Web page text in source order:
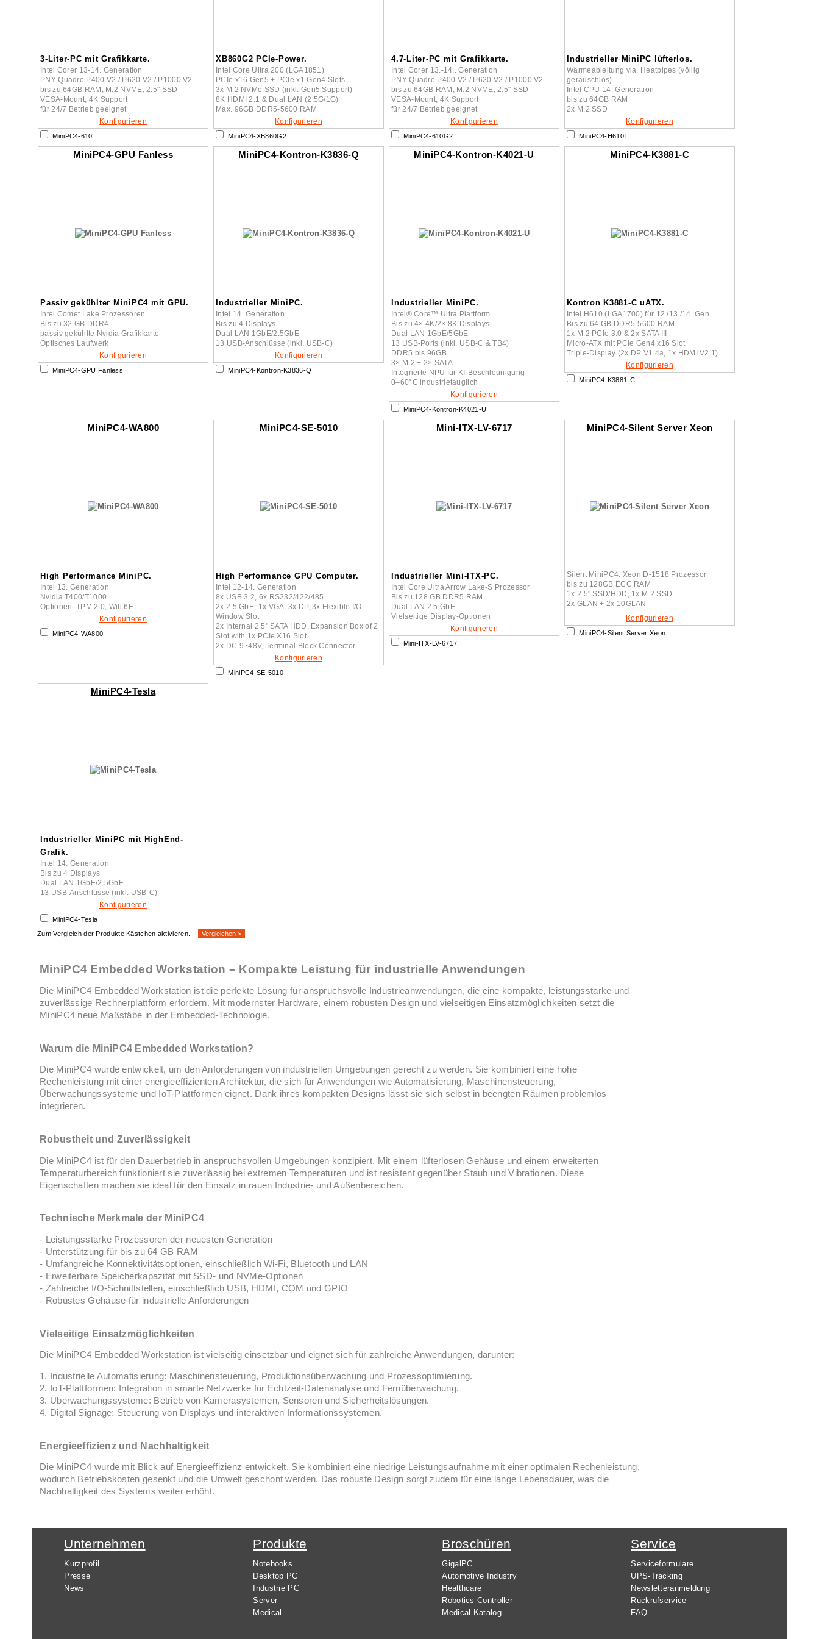
3-Liter-PC mit Grafikkarte.
Intel Corer 13-14. Generation
PNY Quadro P400 V2 / P620 V2 / P1000 V2
bis zu 64GB RAM, M.2 NVME, 2.5" SSD
VESA-Mount, 4K Support
für 24/7 Betrieb geeignet
Konfigurieren
MiniPC4-610
XB860G2 PCIe-Power.
Intel Core Ultra 200 (LGA1851)
PCIe x16 Gen5 + PCIe x1 Gen4 Slots
3x M.2 NVMe SSD (inkl. Gen5 Support)
8K HDMI 2.1 & Dual LAN (2.5G/1G)
Max. 96GB DDR5-5600 RAM
Konfigurieren
MiniPC4-XB860G2
4.7-Liter-PC mit Grafikkarte.
Intel Corer 13.-14.. Generation
PNY Quadro P400 V2 / P620 V2 / P1000 V2
bis zu 64GB RAM, M.2 NVME, 2.5" SSD
VESA-Mount, 4K Support
für 24/7 Betrieb geeignet
Konfigurieren
MiniPC4-610G2
Industrieller MiniPC lüfterlos.
Wärmeableitung via. Heatpipes (völlig
geräuschlos)
Intel CPU 14. Generation
bis zu 64GB RAM
2x M.2 SSD
Konfigurieren
MiniPC4-H610T
MiniPC4-GPU Fanless
Passiv gekühlter MiniPC4 mit GPU.
Intel Comet Lake Prozessoren
Bis zu 32 GB DDR4
passiv gekühlte Nvidia Grafikkarte
Optisches Laufwerk
Konfigurieren
MiniPC4-GPU Fanless
MiniPC4-Kontron-K3836-Q
Industrieller MiniPC.
Intel 14. Generation
Bis zu 4 Displays
Dual LAN 1GbE/2.5GbE
13 USB-Anschlüsse (inkl. USB-C)
Konfigurieren
MiniPC4-Kontron-K3836-Q
MiniPC4-Kontron-K4021-U
Industrieller MiniPC.
Intel® Core™ Ultra Plattform
Bis zu 4× 4K/2× 8K Displays
Dual LAN 1GbE/5GbE
13 USB-Ports (inkl. USB-C & TB4)
DDR5 bis 96GB
3× M.2 + 2× SATA
Integrierte NPU für KI-Beschleunigung
0–60°C industrietauglich
Konfigurieren
MiniPC4-Kontron-K4021-U
MiniPC4-K3881-C
Kontron K3881-C uATX.
Intel H610 (LGA1700) für 12./13./14. Gen
Bis zu 64 GB DDR5-5600 RAM
1x M.2 PCIe 3.0 & 2x SATA III
Micro-ATX mit PCIe Gen4 x16 Slot
Triple-Display (2x DP V1.4a, 1x HDMI V2.1)
Konfigurieren
MiniPC4-K3881-C
MiniPC4-WA800
High Performance MiniPC.
Intel 13. Generation
Nvidia T400/T1000
Optionen: TPM 2.0, Wifi 6E
Konfigurieren
MiniPC4-WA800
MiniPC4-SE-5010
High Performance GPU Computer.
Intel 12-14. Generation
8x USB 3.2, 6x RS232/422/485
2x 2.5 GbE, 1x VGA, 3x DP, 3x Flexible I/O
Window Slot
2x Internal 2.5" SATA HDD, Expansion Box of 2
Slot with 1x PCIe X16 Slot
2x DC 9~48V, Terminal Block Connector
Konfigurieren
MiniPC4-SE-5010
Mini-ITX-LV-6717
Industrieller Mini-ITX-PC.
Intel Core Ultra Arrow Lake-S Prozessor
Bis zu 128 GB DDR5 RAM
Dual LAN 2.5 GbE
Vielseitige Display-Optionen
Konfigurieren
Mini-ITX-LV-6717
MiniPC4-Silent Server Xeon
Silent MiniPC4. Xeon D-1518 Prozessor
bis zu 128GB ECC RAM
1x 2.5" SSD/HDD, 1x M.2 SSD
2x GLAN + 2x 10GLAN
Konfigurieren
MiniPC4-Silent Server Xeon
MiniPC4-Tesla
Industrieller MiniPC mit HighEnd-
Grafik.
Intel 14. Generation
Bis zu 4 Displays
Dual LAN 1GbE/2.5GbE
13 USB-Anschlüsse (inkl. USB-C)
Konfigurieren
MiniPC4-Tesla
Zum Vergleich der Produkte Kästchen aktivieren.
MiniPC4 Embedded Workstation – Kompakte Leistung für industrielle Anwendungen
Die MiniPC4 Embedded Workstation ist die perfekte Lösung für anspruchsvolle Industrieanwendungen, die eine kompakte, leistungsstarke und
zuverlässige Rechnerplattform erfordern. Mit modernster Hardware, einem robusten Design und vielseitigen Einsatzmöglichkeiten setzt die
MiniPC4 neue Maßstäbe in der Embedded-Technologie.
Warum die MiniPC4 Embedded Workstation?
Die MiniPC4 wurde entwickelt, um den Anforderungen von industriellen Umgebungen gerecht zu werden. Sie kombiniert eine hohe
Rechenleistung mit einer energieeffizienten Architektur, die sich für Anwendungen wie Automatisierung, Maschinensteuerung,
Überwachungssysteme und IoT-Plattformen eignet. Dank ihres kompakten Designs lässt sie sich selbst in beengten Räumen problemlos
integrieren.
Robustheit und Zuverlässigkeit
Die MiniPC4 ist für den Dauerbetrieb in anspruchsvollen Umgebungen konzipiert. Mit einem lüfterlosen Gehäuse und einem erweiterten
Temperaturbereich funktioniert sie zuverlässig bei extremen Temperaturen und ist resistent gegenüber Staub und Vibrationen. Diese
Eigenschaften machen sie ideal für den Einsatz in rauen Industrie- und Außenbereichen.
Technische Merkmale der MiniPC4
- Leistungsstarke Prozessoren der neuesten Generation
- Unterstützung für bis zu 64 GB RAM
- Umfangreiche Konnektivitätsoptionen, einschließlich Wi-Fi, Bluetooth und LAN
- Erweiterbare Speicherkapazität mit SSD- und NVMe-Optionen
- Zahlreiche I/O-Schnittstellen, einschließlich USB, HDMI, COM und GPIO
- Robustes Gehäuse für industrielle Anforderungen
Vielseitige Einsatzmöglichkeiten
Die MiniPC4 Embedded Workstation ist vielseitig einsetzbar und eignet sich für zahlreiche Anwendungen, darunter:
1. Industrielle Automatisierung: Maschinensteuerung, Produktionsüberwachung und Prozessoptimierung.
2. IoT-Plattformen: Integration in smarte Netzwerke für Echtzeit-Datenanalyse und Fernüberwachung.
3. Überwachungssysteme: Betrieb von Kamerasystemen, Sensoren und Sicherheitslösungen.
4. Digital Signage: Steuerung von Displays und interaktiven Informationssystemen.
Energieeffizienz und Nachhaltigkeit
Die MiniPC4 wurde mit Blick auf Energieeffizienz entwickelt. Sie kombiniert eine niedrige Leistungsaufnahme mit einer optimalen Rechenleistung,
wodurch Betriebskosten gesenkt und die Umwelt geschont werden. Das robuste Design sorgt zudem für eine lange Lebensdauer, was die
Nachhaltigkeit des Systems weiter erhöht.
Unternehmen
Kurzprofil
Presse
News
Produkte
Notebooks
Desktop PC
Industrie PC
Server
Medical
Broschüren
GigalPC
Automotive Industry
Healthcare
Robotics Controller
Medical Katalog
Service
Serviceformulare
UPS-Tracking
Newsletteranmeldung
Rückrufservice
FAQ